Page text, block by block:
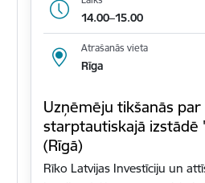
14.00–15.00
Atrašanās vieta
Rīga
Uzņēmēju tikšanās par
starptautiskajā izstādē
(Rīgā)
Rīko Latvijas Investīciju un